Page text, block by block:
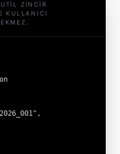
ZINCIR
KULLANICI